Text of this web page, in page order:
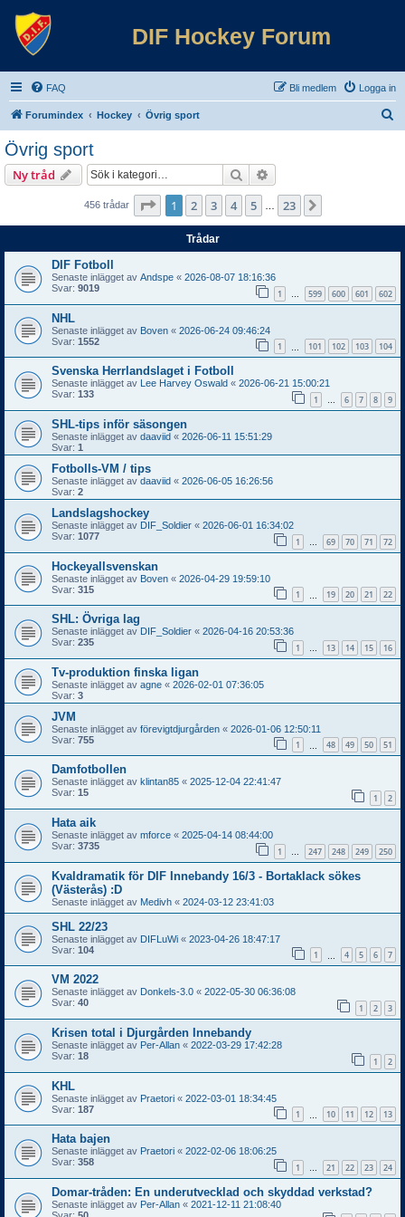
DIF Hockey Forum
FAQ Logga in
Bli medlem
Forumindex Hockey Övrig sport
Övrig sport
Ny tråd Sök
456 trådar Sida av 23
1 2 3 4 5 23
Trådar
DIF Fotboll
Senaste inlägget av Andspe « 2026-08-07 18:16:36
Svar: 9019 1 … 599 600 601 602
NHL
Senaste inlägget av Boven « 2026-06-24 09:46:24
Svar: 1552 1 101 102 103 104
Svenska Herrlandslaget i Fotboll
Senaste inlägget av Lee Harvey Oswald « 2026-06-21 15:00:21
Svar: 133 1 … 6 7 8 9
SHL-tips inför säsongen
Senaste inlägget av daaviid « 2026-06-11 15:51:29
Svar: 1
Fotbolls-VM / tips
Senaste inlägget av daaviid « 2026-06-05 16:26:56
Svar: 2
Landslagshockey
Senaste inlägget av DIF_Soldier « 2026-06-01 16:34:02
Svar: 1077 1 … 69 70 71 72
Hockeyallsvenskan
Senaste inlägget av Boven « 2026-04-29 19:59:10
Svar: 315 1 19 20 21 22
SHL: Övriga lag
Senaste inlägget av DIF_Soldier « 2026-04-16 20:53:36
Svar: 235 1 … 13 14 15 16
Tv-produktion finska ligan
Senaste inlägget av agne « 2026-02-01 07:36:05
Svar: 3
JVM
Senaste inlägget av förevigtdjurgården « 2026-01-06 12:50:11
Svar: 755 1 48 49 50 51
Damfotbollen
Senaste inlägget av klintan85 « 2025-12-04 22:41:47
Svar: 15 1 2
Hata aik
Senaste inlägget av mforce « 2025-04-14 08:44:00
Svar: 3735 1 … 247 248 249 250
Kvaldramatik för DIF Innebandy 16/3 - Bortaklack sökes
(Västerås) :D
Senaste inlägget av Medivh « 2024-03-12 23:41:03
SHL 22/23
Senaste inlägget av DIFLuWi « 2023-04-26 18:47:17
Svar: 104 1 4 5 6 7
VM 2022
Senaste inlägget av Donkels-3.0 « 2022-05-30 06:36:08
Svar: 40 1 2 3
Krisen total i Djurgården Innebandy
Senaste inlägget av Per-Allan « 2022-03-29 17:42:28
Svar: 18 1 2
KHL
Senaste inlägget av Praetori « 2022-03-01 18:34:45
Svar: 187 1 10 11 12 13
Hata bajen
Senaste inlägget av Praetori « 2022-02-06 18:06:25
Svar: 358 1 … 21 22 23 24
Domar-tråden: En underutvecklad och skyddad verkstad?
Senaste inlägget av Per-Allan « 2021-12-11 21:08:40